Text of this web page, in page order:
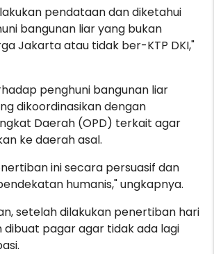
pendataan dan diketahui
bangunan liar yang bukan
Jakarta atau tidak ber-KTP DKI,"
penghuni bangunan liar
dikoordinasikan dengan
Daerah (OPD) terkait agar
ke daerah asal.
ini secara persuasif dan
humanis," ungkapnya.
setelah dilakukan penertiban hari
dibuat pagar agar tidak ada lagi